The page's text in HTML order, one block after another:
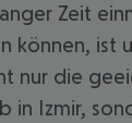
Zeit
können, ist
nur die
in Izmir,